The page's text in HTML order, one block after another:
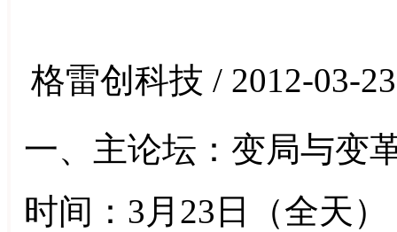
格雷创科技 / 2012-03-23
一、主论坛：变局与变
时间：3月23日（全天